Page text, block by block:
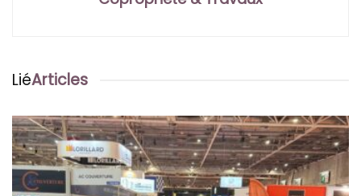
LiéArticles